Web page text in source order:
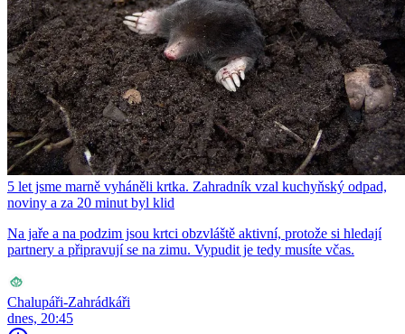
5 let jsme marně vyháněli krtka. Zahradník vzal kuchyňský odpad,
noviny a za 20 minut byl klid
Na jaře a na podzim jsou krtci obzvláště aktivní, protože si hledají
partnery a připravují se na zimu. Vypudit je tedy musíte včas.
Chalupáři-Zahrádkáři
dnes, 20:45